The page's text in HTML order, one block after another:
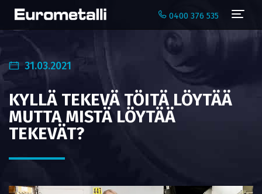
0400 376 535
31.03.2021
KYLLÄ TEKEVÄ TÖITÄ LÖYTÄÄ
MUTTA MISTÄ LÖYTÄÄ
TEKEVÄT?